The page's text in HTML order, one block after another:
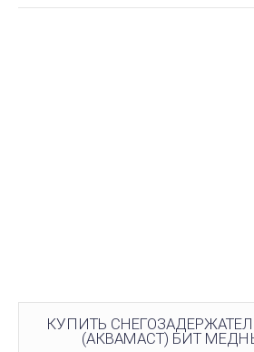
КУПИТЬ СНЕГОЗАДЕРЖАТЕЛЬ
(АКВАМАСТ) БИТ